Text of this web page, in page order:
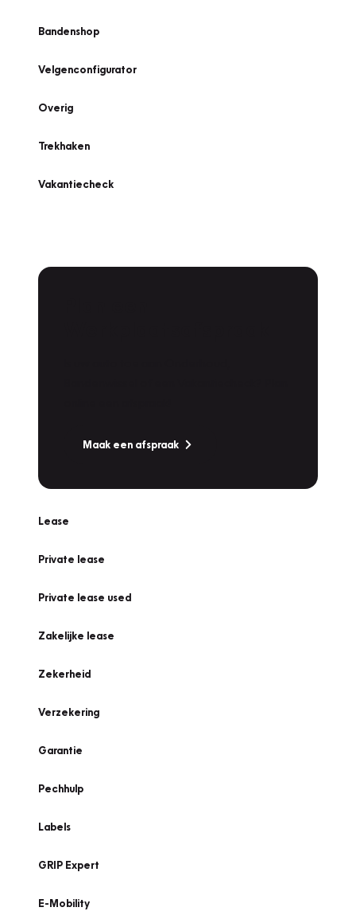
Bandenshop
Velgenconfigurator
Overig
Trekhaken
Vakantiecheck
Maak een afspraak
Lease
Private lease
Private lease used
Zakelijke lease
Zekerheid
Verzekering
Garantie
Pechhulp
Labels
GRIP Expert
E-Mobility